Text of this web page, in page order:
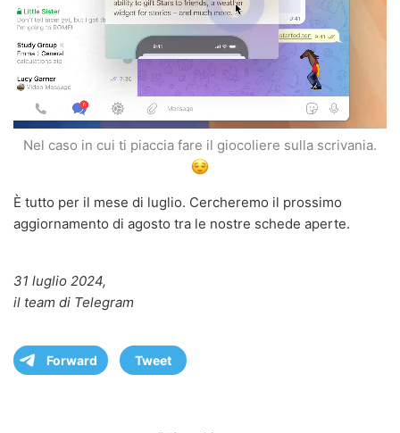
Nel caso in cui ti piaccia fare il giocoliere sulla scrivania.
È tutto per il mese di luglio. Cercheremo il prossimo
aggiornamento di agosto tra le nostre schede aperte.
31 luglio 2024,
il team di Telegram
Forward Tweet